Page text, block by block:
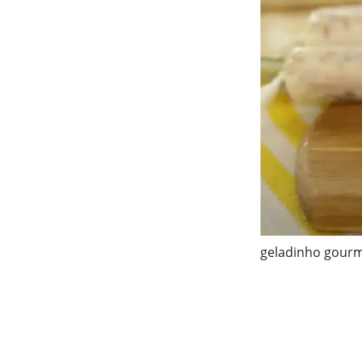
geladinho